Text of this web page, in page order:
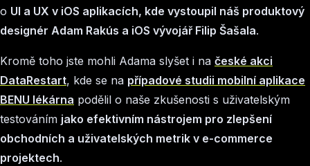
o UI a UX v iOS aplikacích, kde vystoupil náš produktový
designér Adam Rakús a iOS vývojář Filip Šašala.
Kromě toho jste mohli Adama slyšet i na české akci
DataRestart, kde se na případové studii mobilní aplikace
BENU lékárna podělil o naše zkušenosti s uživatelským
testováním jako efektivním nástrojem pro zlepšení
obchodních a uživatelských metrik v e-commerce
projektech.